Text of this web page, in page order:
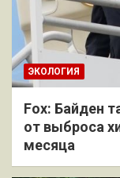
ЭКОЛОГИЯ
Fox: Байден
от выброса
месяца